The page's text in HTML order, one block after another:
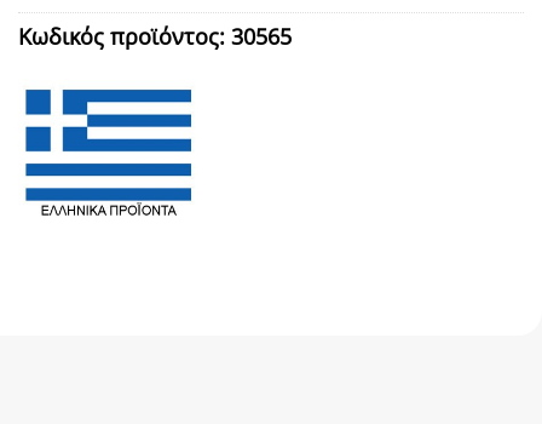
Κωδικός προϊόντος: 30565